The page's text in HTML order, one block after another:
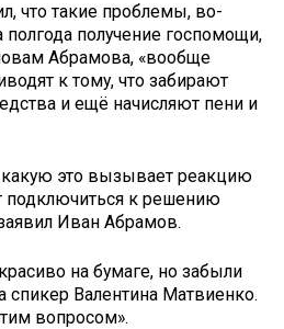
что такие проблемы, во-
получение госпомощи,
Абрамова, «вообще
к тому, что забирают
и ещё начисляют пени и
это вызывает реакцию
подключиться к решению
Иван Абрамов.
на бумаге, но забыли
спикер Валентина Матвиенко.
вопросом».